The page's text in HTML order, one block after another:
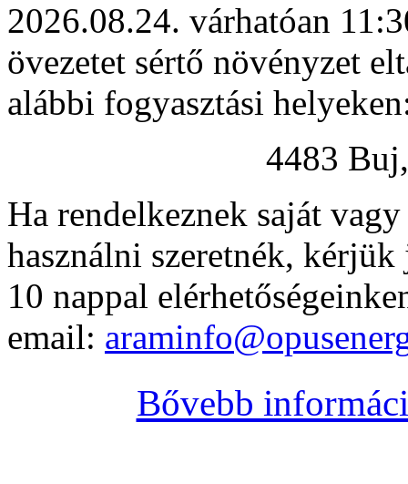
2026.08.24. várhatóan
övezetet sértő növényzet
alábbi fogyasztási
4483
Ha rendelkeznek saját
használni szeretnék, kérjük
10 nappal
email:
Bővebb